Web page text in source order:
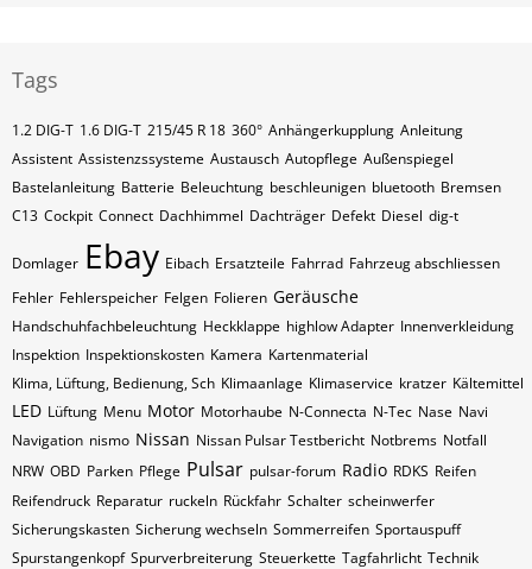
Tags
1.2 DIG-T 1.6 DIG-T 215/45 R 18 360° Anhängerkupplung Anleitung
Assistent Assistenzssysteme Austausch Autopflege Außenspiegel
Bastelanleitung Batterie Beleuchtung beschleunigen bluetooth Bremsen
C13 Cockpit Connect Dachhimmel Dachträger Defekt Diesel dig-t
Domlager Ebay Eibach Ersatzteile Fahrrad Fahrzeug abschliessen
Fehler Fehlerspeicher Felgen Folieren Geräusche
Handschuhfachbeleuchtung Heckklappe highlow Adapter Innenverkleidung
Inspektion Inspektionskosten Kamera Kartenmaterial
Klima, Lüftung, Bedienung, Sch Klimaanlage Klimaservice kratzer Kältemittel
LED Lüftung Menu Motor Motorhaube N-Connecta N-Tec Nase Navi
Navigation nismo Nissan Nissan Pulsar Testbericht Notbrems Notfall
NRW OBD Parken Pflege Pulsar pulsar-forum Radio RDKS Reifen
Reifendruck Reparatur ruckeln Rückfahr Schalter scheinwerfer
Sicherungskasten Sicherung wechseln Sommerreifen Sportauspuff
Spurstangenkopf Spurverbreiterung Steuerkette Tagfahrlicht Technik